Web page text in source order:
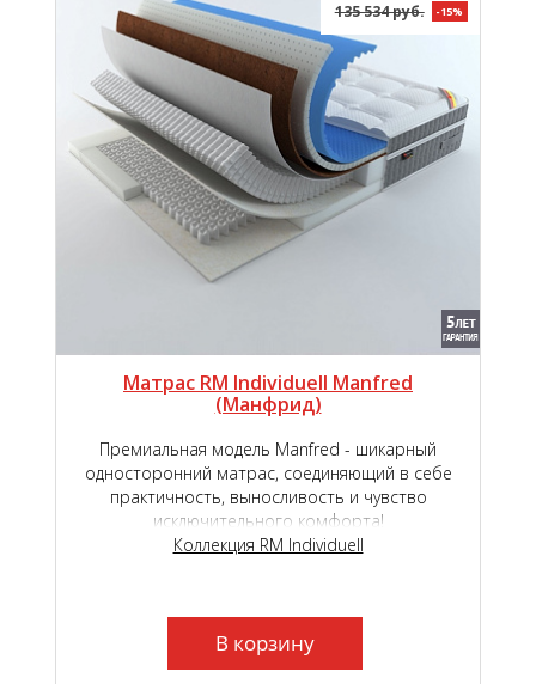
135 534 руб. -15%
Матрас RM Individuell Manfred
(Манфрид)
Премиальная модель Manfred - шикарный
односторонний матрас, соединяющий в себе
практичность, выносливость и чувство
исключительного комфорта!
Коллекция RM Individuell
В корзину